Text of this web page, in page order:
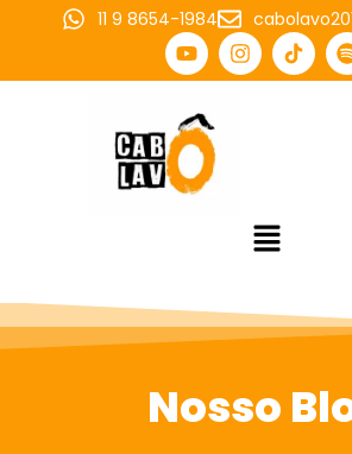
11 9 8654-1984
Nosso